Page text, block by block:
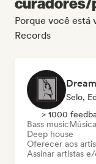
Porque você
Records
Selo,
> 1000
Bass music
Deep house
Oferecer aos
Assinar artistas